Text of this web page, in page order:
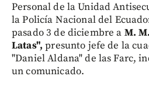
Personal de la Unidad
la Policía Nacional del
pasado 3 de diciembre a M.
Latas", presunto jefe de la
"Daniel Aldana" de las Farc,
un comunicado.